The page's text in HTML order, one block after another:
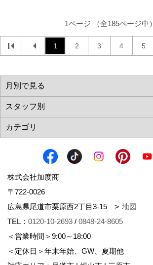
1ページ （全185ページ中）
1 2 3 4 5
株式会社加度商
〒722-0026
広島県尾道市栗原西2丁目3-15
地図
TEL： 0120-10-2693 / 0848-24-8605
＜営業時間＞9:00～18:00
＜定休日＞年末年始、GW、夏期他